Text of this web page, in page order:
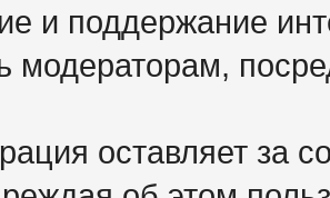
и поддержание
оставляет за